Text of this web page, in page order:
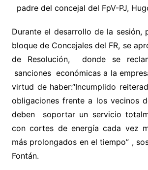
padre del concejal del FpV-PJ,
Durante el desarrollo de la sesión,
bloque de Concejales del FR, se
de Resolución, donde se
sanciones económicas a la
virtud de haber:“Incumplido
obligaciones frente a los
deben soportar un servicio
con cortes de energía cada vez
más prolongados en el tiempo” ,
Fontán.